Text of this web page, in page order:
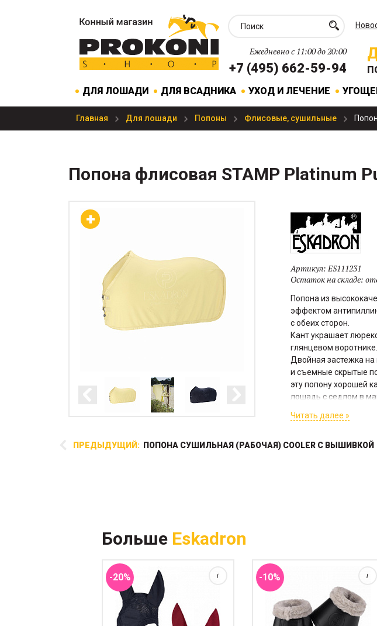
Ежедневно с 11:00 до 20:00
+7 (495) 662-59-94
ДЛЯ ЛОШАДИ ДЛЯ ВСАДНИКА УХОД И ЛЕЧЕНИЕ
Главная Для лошади Попоны Флисовые, сушильные
Попона флисовая STAMP Platinum
Артикул: ES111231
Остаток на складе:
Попона из
эффектом
с обеих сторон.
Кант украшает
глянцевом воротнике.
Двойная застежка на
и съемные скрытые
эту попону хорошей
лошадь с седлом в
Читать далее »
ПРЕДЫДУЩИЙ: ПОПОНА СУШИЛЬНАЯ (РАБОЧАЯ) COOLER С ВЫШИВКОЙ
Больше Eskadron
-20%
вальтрапов 21 A/W Окантовка
элегантным веревочным
i -10% i